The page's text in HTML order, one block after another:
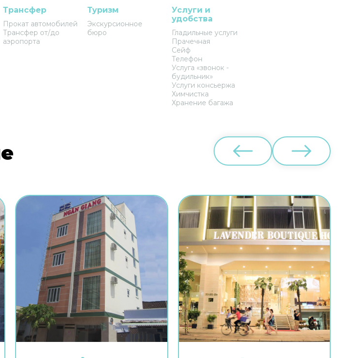
Трансфер
Прокат автомобилей
Трансфер от/до
аэропорта
Туризм
Экскурсионное
бюро
Услуги и
удобства
Гладильные услуги
Прачечная
Сейф
Телефон
Услуга «звонок -
будильник»
Услуги консьержа
Химчистка
Хранение багажа